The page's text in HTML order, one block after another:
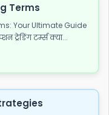
Terms
Your Ultimate Guide
ट्रेडिंग टर्म्स क्या...